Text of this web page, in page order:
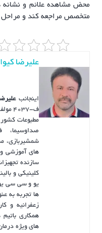
محض مشاهده علائم و نشانه
متخصص مراجعه کند و مراحل
علیرضا
اینجانب
ف-
مطبوعات کشور
صداوسیما،
شمشیربازی،
های آموزشی
کلینیکی و
یو و سی سی یو
ها تجربه به
زعفرانیه و
همکاری
های ویژه